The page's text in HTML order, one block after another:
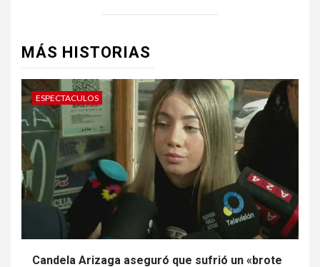
MÁS HISTORIAS
ESPECTACULOS
Candela Arizaga aseguró que sufrió un «brote